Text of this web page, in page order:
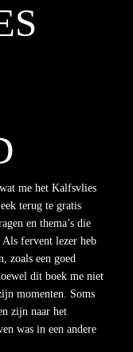
me het Kalfsvlies
terug te gratis
en thema’s die
Als fervent lezer heb
zoals een goed
dit boek me niet
momenten. Soms
zijn naar het
was in een andere